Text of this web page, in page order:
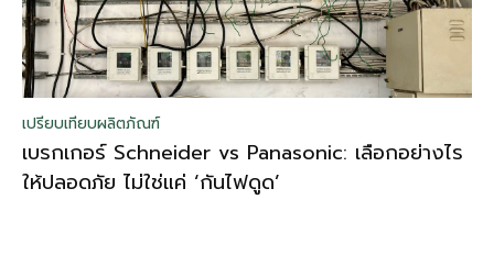
เปรียบเทียบผลิตภัณฑ์
เบรกเกอร์ Schneider vs Panasonic: เลือกอย่างไร
ให้ปลอดภัย ไม่ใช่แค่ ‘กันไฟดูด’